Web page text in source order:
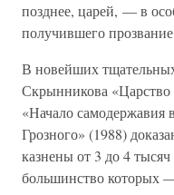
позднее, царей, — в
получившего
В новейших
Скрынникова
«Начало самодержавия
Грозного» (1988)
казнены от 3 до 4
большинство которых